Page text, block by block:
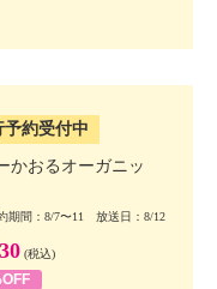
予約受付中
かおるオーガニッ
期間：8/7〜11 放送日：8/12
(税込)